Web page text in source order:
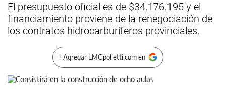
El presupuesto oficial es de $34.176.195 y el
financiamiento proviene de la renegociación de
los contratos hidrocarburíferos provinciales.
+ Agregar LMCipolletti.com en